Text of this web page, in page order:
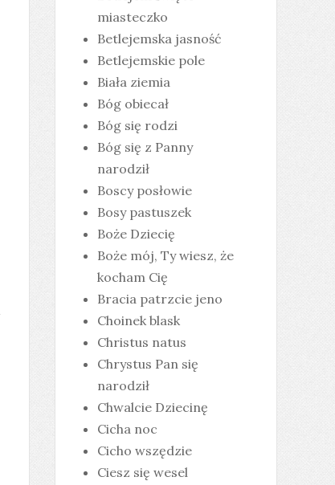
miasteczko
Betlejemska jasność
Betlejemskie pole
Biała ziemia
Bóg obiecał
Bóg się rodzi
Bóg się z Panny
narodził
Boscy posłowie
Bosy pastuszek
Boże Dziecię
Boże mój, Ty wiesz, że
kocham Cię
Bracia patrzcie jeno
Choinek blask
Christus natus
Chrystus Pan się
narodził
Chwalcie Dziecinę
Cicha noc
Cicho wszędzie
Ciesz się wesel